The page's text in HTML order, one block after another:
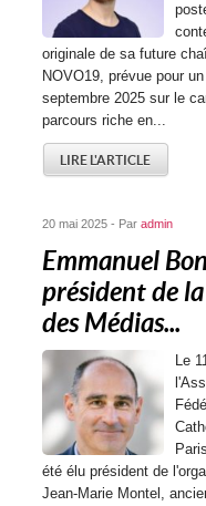
originale de sa future
NOVO19, prévue pour
septembre 2025 sur le
parcours riche en...
LIRE L'ARTICLE
20 mai 2025 - Paradmin
Emmanuel
président de
des Médias...
Le
été élu président de
Jean-Marie Montel,